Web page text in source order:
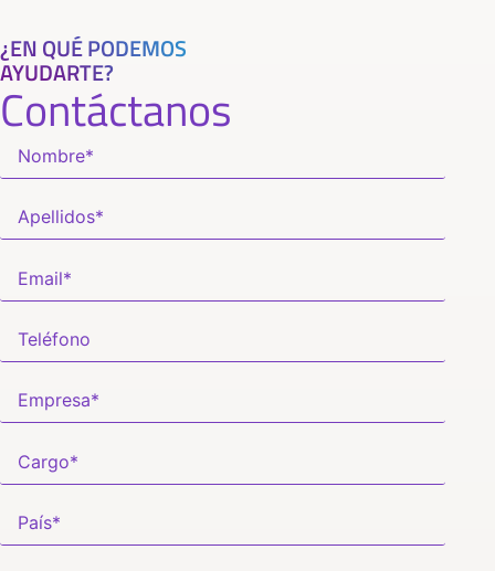
¿EN QUÉ PODEMOS
AYUDARTE?
Contáctanos